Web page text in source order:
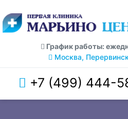
График работы:
Москва,
+7 (499) 444-